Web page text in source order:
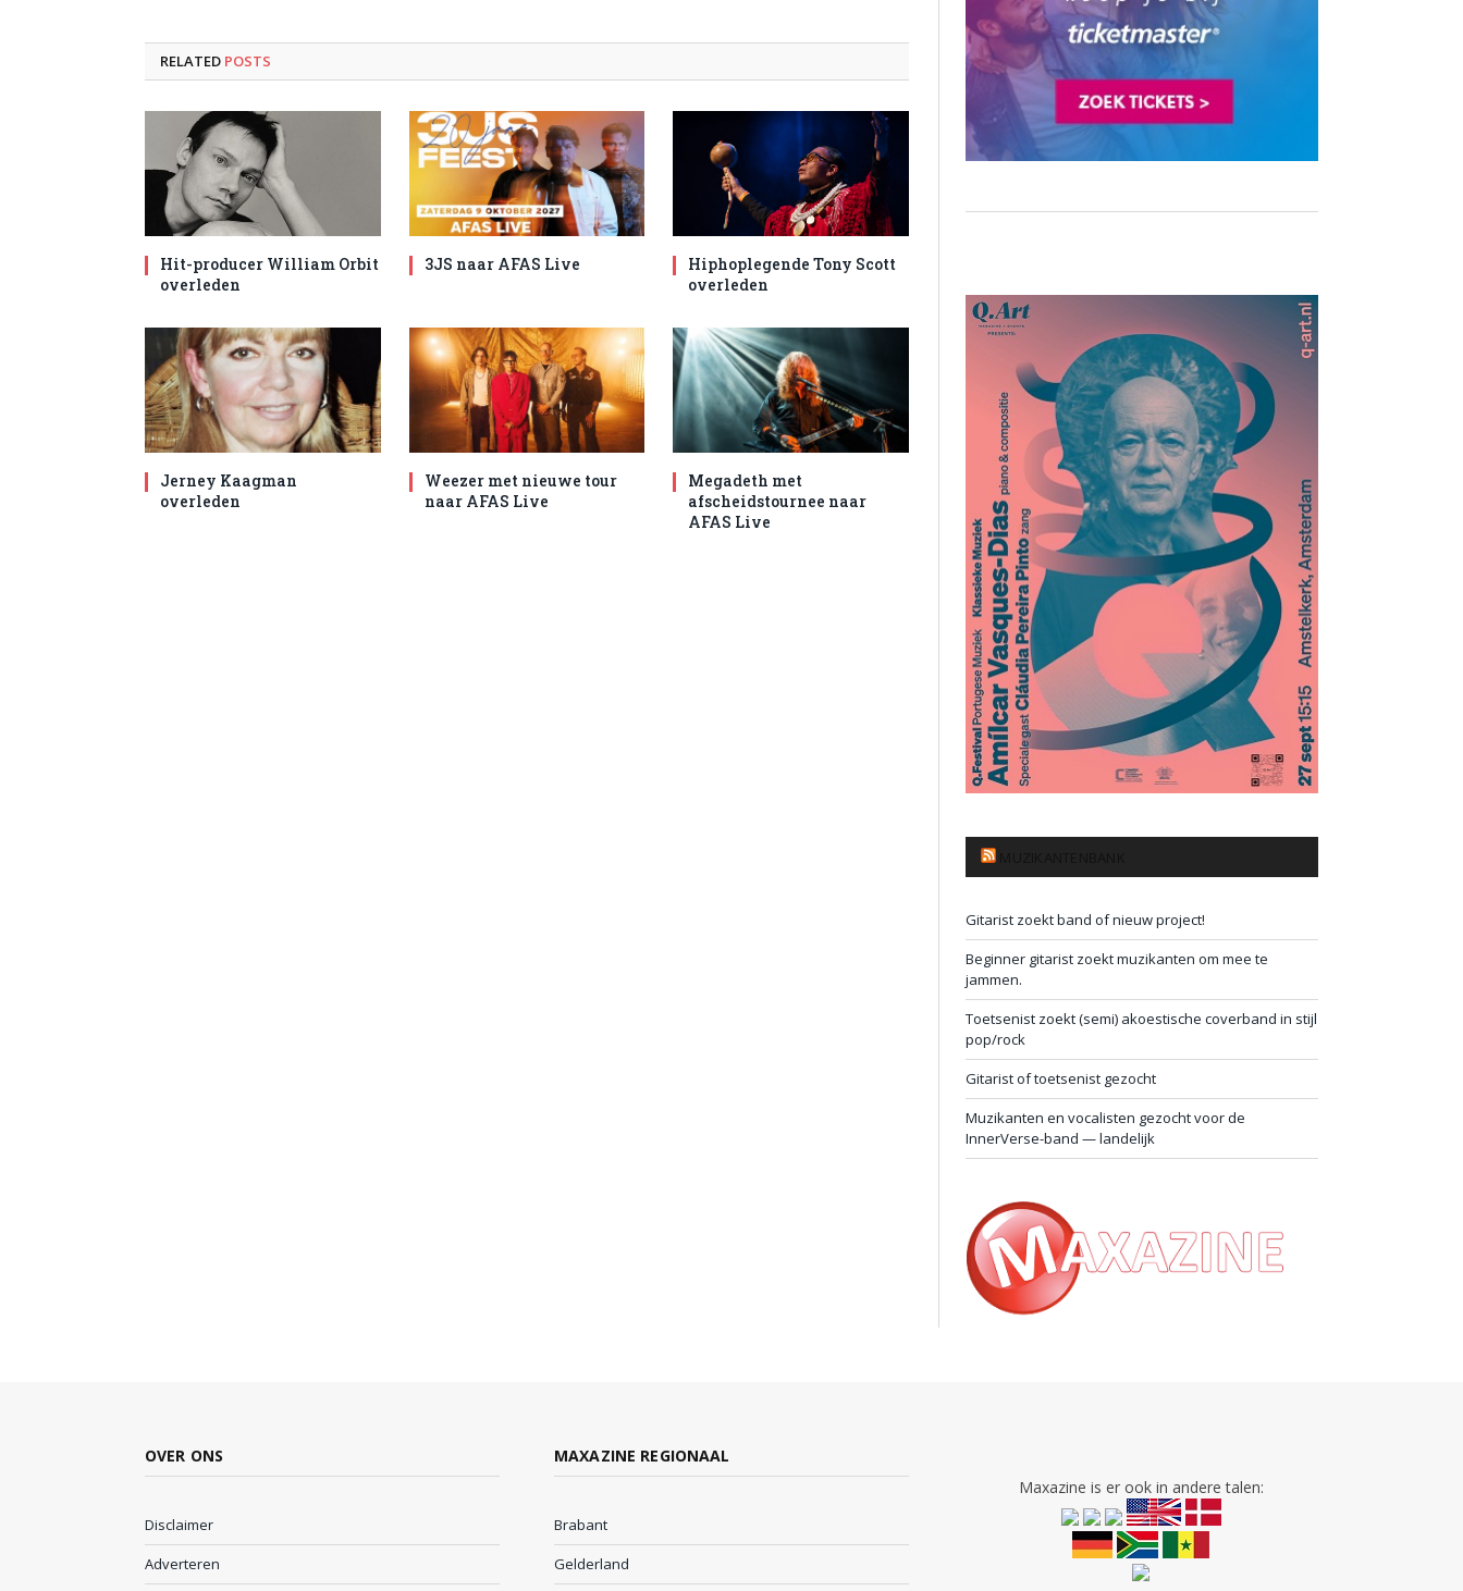
RELATED POSTS
Hit-producer William Orbit
overleden
3JS naar AFAS Live
Hiphoplegende Tony Scott
overleden
Jerney Kaagman
overleden
Weezer met nieuwe tour
naar AFAS Live
Megadeth met
afscheidstournee naar
AFAS Live
Gitarist zoekt band of nieuw project!
Beginner gitarist zoekt muzikanten om mee te
jammen.
Toetsenist zoekt (semi) akoestische coverband in stijl
pop/rock
Gitarist of toetsenist gezocht
Muzikanten en vocalisten gezocht voor de
InnerVerse-band — landelijk
OVER ONS
Disclaimer
Adverteren
MAXAZINE REGIONAAL
Brabant
Gelderland
Maxazine is er ook in andere talen: